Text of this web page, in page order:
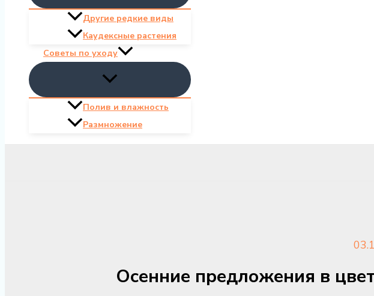
Другие редкие виды
Каудексные растения
Советы по уходу
Полив и влажность
Размножение
Осенние предложения в